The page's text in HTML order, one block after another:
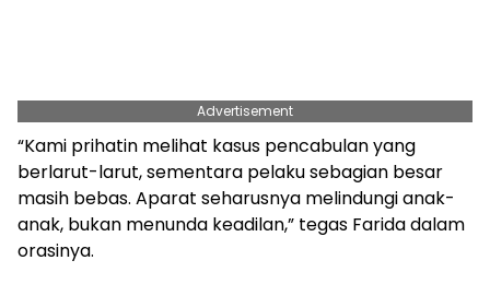
Advertisement
“Kami prihatin melihat kasus pencabulan yang
berlarut-larut, sementara pelaku sebagian besar
masih bebas. Aparat seharusnya melindungi anak-
anak, bukan menunda keadilan,” tegas Farida dalam
orasinya.